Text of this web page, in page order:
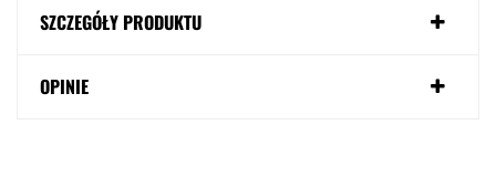
SZCZEGÓŁY PRODUKTU
OPINIE